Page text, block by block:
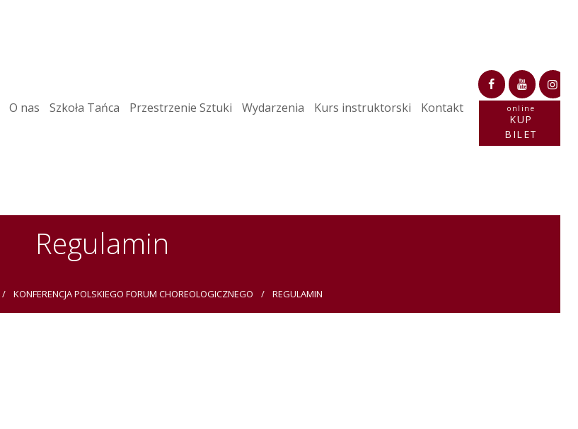
O nas Szkoła Tańca Przestrzenie Sztuki Wydarzenia Kurs instruktorski Kontakt online
KUP
BILET
Regulamin
KONFERENCJA POLSKIEGO FORUM CHOREOLOGICZNEGO REGULAMIN